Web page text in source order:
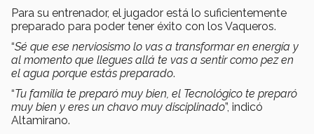
Para su entrenador, el jugador está lo suficientemente
preparado para poder tener éxito con los Vaqueros.
“Sé que ese nerviosismo lo vas a transformar en energía y
al momento que llegues allá te vas a sentir como pez en
el agua porque estás preparado.
“Tu familia te preparó muy bien, el Tecnológico te preparó
muy bien y eres un chavo muy disciplinado”, indicó
Altamirano.